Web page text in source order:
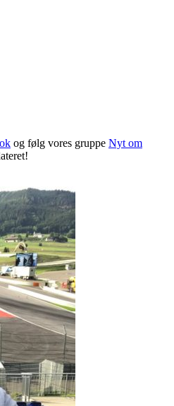
og følg vores gruppe Nyt om